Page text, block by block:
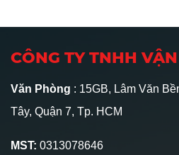
CÔNG TY TNHH
Văn Phòng : 15GB, Lâm Văn
Tây, Quận 7, Tp. HCM
MST: 0313078646